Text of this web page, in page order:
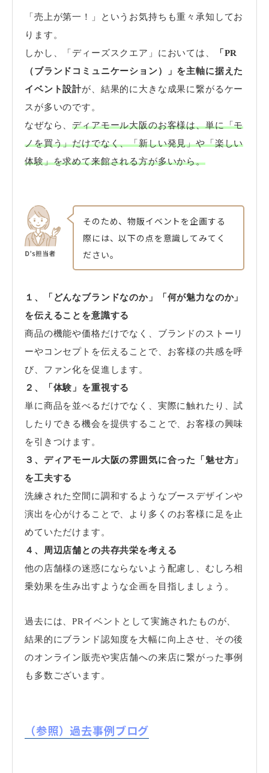
「売上が第一！」というお気持ちも重々承知してお
ります。
しかし、「ディーズスクエア」においては、
「PR
（ブランドコミュニケーション）」を主軸に据えた
イベント設計が、結果的に大きな成果に繋がるケー
スが多いのです。
なぜなら、ディアモール大阪のお客様は、単に「モ
ノを買う」だけでなく、「新しい発見」や「楽しい
体験」を求めて来館される方が多いから。
そのため、物販イベントを企画する
際には、以下の点を意識してみてく
ださい。
１、「どんなブランドなのか」「何が魅力なのか」
を伝えることを意識する
商品の機能や価格だけでなく、ブランドのストーリ
ーやコンセプトを伝えることで、お客様の共感を呼
び、ファン化を促進します。
２、「体験」を重視する
単に商品を並べるだけでなく、実際に触れたり、試
したりできる機会を提供することで、お客様の興味
を引きつけます。
３、ディアモール大阪の雰囲気に合った「魅せ方」
を工夫する
洗練された空間に調和するようなブースデザインや
演出を心がけることで、より多くのお客様に足を止
めていただけます。
４、周辺店舗との共存共栄を考える
他の店舗様の迷惑にならないよう配慮し、むしろ相
乗効果を生み出すような企画を目指しましょう。
過去には、PRイベントとして実施されたものが、
結果的にブランド認知度を大幅に向上させ、その後
のオンライン販売や実店舗への来店に繋がった事例
も多数ございます。
（参照）過去事例ブログ